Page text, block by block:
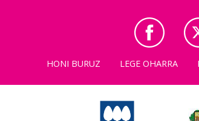
HONI BURUZ LEGE OHARRA